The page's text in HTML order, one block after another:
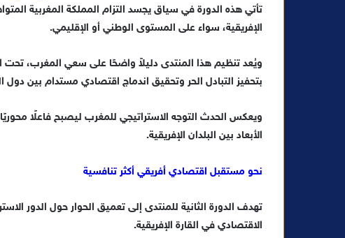
​تأتي هذه الدورة في سياق يجسد التزام المملكة المغربية
الإفريقية، سواء على المستوى الوطني أو الإقليمي.
ويُعد تنظيم هذا المنتدى دليلاً واضحًا على سعي المغرب، تحت
بتحفيز التبادل الحر وتحقيق اندماج اقتصادي مستدام بين دول
ويعكس الحدث التوجه الاستراتيجي للمغرب ليصبح فاعلًا
الأبعاد بين البلدان الإفريقية.
نحو مستقبل اقتصادي أفريقي أكثر تنافسية
الاقتصادي في القارة الإفريقية.